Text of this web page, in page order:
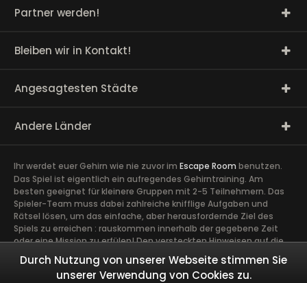
Partner werden!
Bleiben wir in Kontakt!
Angesagtesten Städte
Andere Länder
Ihr werdet euer Gehirn wie nie zuvor im Escape Room benutzen.
Das Spiel ist eigentlich ein aufregendes Gehirntraining. Am
besten geeignet für kleinere Gruppen mit 2-5 Teilnehmern. Das
Spieler-Team muss dabei zahlreiche knifflige Aufgaben und
Rätsel lösen, um das einfache, aber herausfordernde Ziel des
Spiels zu erreichen : rauskommen innerhalb der gegebene Zeit
oder eine Mission zu erfülen! Den versteckten Hinweisen auf die
Spur zu kommen, erfordert volle Konzentration sowie die Ideen
und Talente aller Spieler. Ein guter Zusammenhalt im Team ist
äußerst wichtig. Ein gemeinsames Abenteuer schafft Vertrauen
Durch Nutzung von unserer Webseite stimmen Sie
unserer Verwendung von Cookies zu.